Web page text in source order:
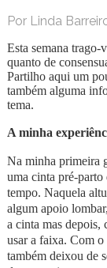
Por Linda
Esta semana trago-
quanto de
Partilho aqui um
também alguma
tema.
A minha
Na minha primeira
uma cinta pré-
tempo. Naquela
algum apoio
a cinta mas depois,
usar a faixa. Com
também deixou de